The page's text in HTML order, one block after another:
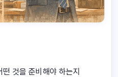
것을 준비해야 하는지